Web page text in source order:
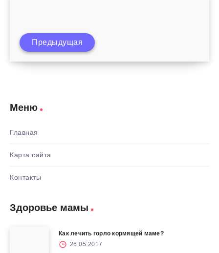
Что можно кормящей маме при
Предыдущая
Меню
Главная
Карта сайта
Контакты
Здоровье мамы
Как лечить горло кормящей маме?
26.05.2017